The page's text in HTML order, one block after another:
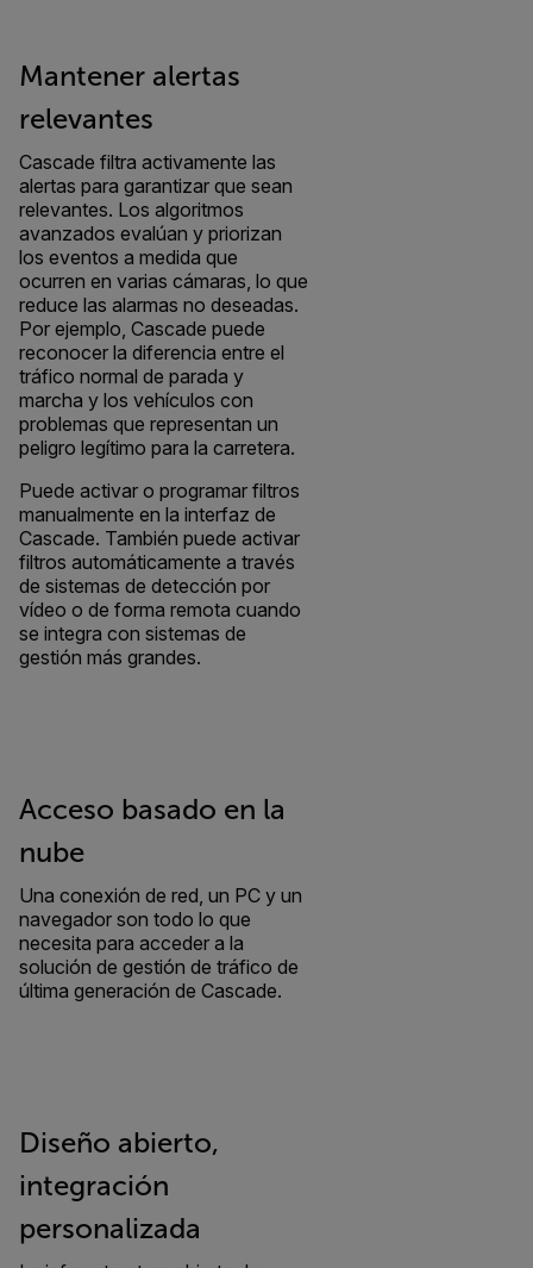
Mantener alertas
relevantes
Cascade filtra activamente las
alertas para garantizar que sean
relevantes. Los algoritmos
avanzados evalúan y priorizan
los eventos a medida que
ocurren en varias cámaras, lo que
reduce las alarmas no deseadas.
Por ejemplo, Cascade puede
reconocer la diferencia entre el
tráfico normal de parada y
marcha y los vehículos con
problemas que representan un
peligro legítimo para la carretera.
Puede activar o programar filtros
manualmente en la interfaz de
Cascade. También puede activar
filtros automáticamente a través
de sistemas de detección por
vídeo o de forma remota cuando
se integra con sistemas de
gestión más grandes.
Acceso basado en la
nube
Una conexión de red, un PC y un
navegador son todo lo que
necesita para acceder a la
solución de gestión de tráfico de
última generación de Cascade.
Diseño abierto,
integración
personalizada